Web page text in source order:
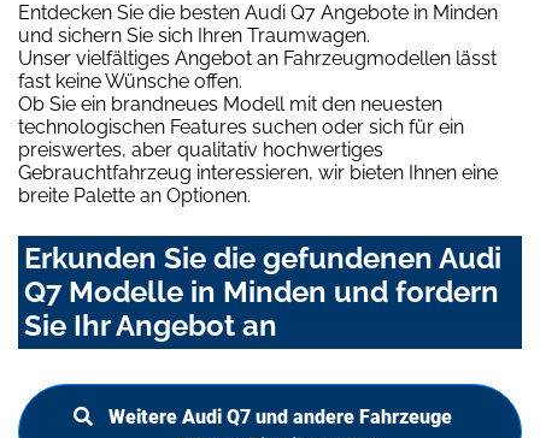
Entdecken Sie die besten Audi Q7 Angebote in Minden
und sichern Sie sich Ihren Traumwagen.
Unser vielfältiges Angebot an Fahrzeugmodellen lässt
fast keine Wünsche offen.
Ob Sie ein brandneues Modell mit den neuesten
technologischen Features suchen oder sich für ein
preiswertes, aber qualitativ hochwertiges
Gebrauchtfahrzeug interessieren, wir bieten Ihnen eine
breite Palette an Optionen.
Erkunden Sie die gefundenen Audi
Q7 Modelle in Minden und fordern
Sie Ihr Angebot an
Weitere Audi Q7 und andere Fahrzeuge